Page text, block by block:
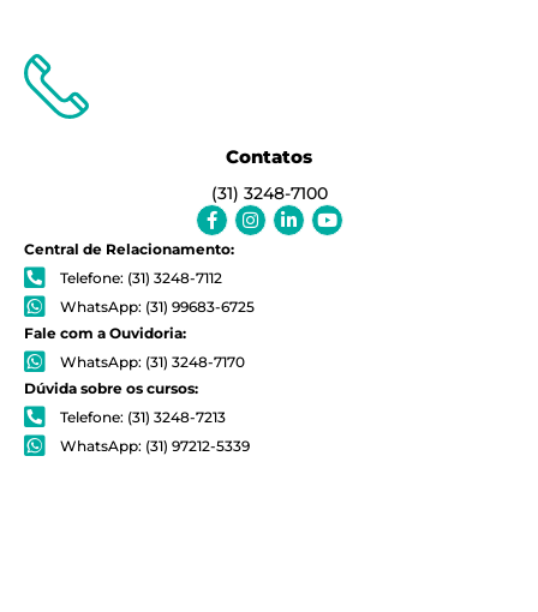
Contatos
(31) 3248-7100
Facebook-
f
Instagram
Linkedin-
in
Youtube
Central de Relacionamento:
Telefone: (31) 3248-7112
WhatsApp: (31) 99683-6725
Fale com a Ouvidoria:
WhatsApp: (31) 3248-7170
Dúvida sobre os cursos:
Telefone: (31) 3248-7213
WhatsApp: (31) 97212-5339